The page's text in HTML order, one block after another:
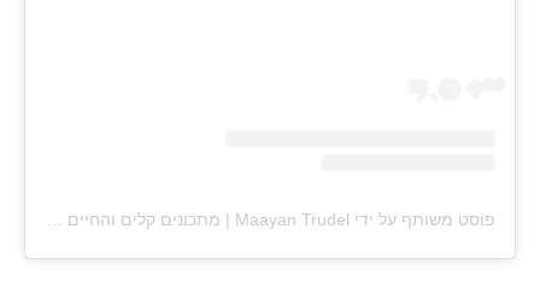
פוסט משותף על ידי ‏‎Maayan Trudel | מתכונים קלים והחיים עצמם‎‏ (@‏‎maayan.shtrudel‎‏)